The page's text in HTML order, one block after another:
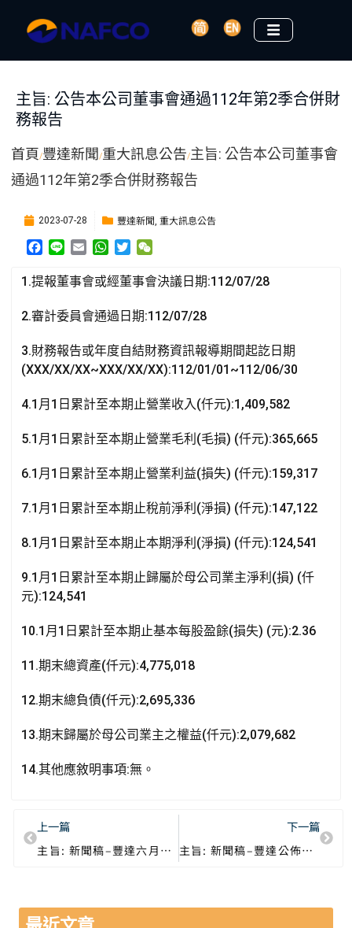
主旨: 公告本公司董事會通過112年第2季合併財
務報告
首頁/豐達新聞/重大訊息公告/主旨: 公告本公司董事會
通過112年第2季合併財務報告
2023-07-28 豐達新聞,重大訊息公告
F
c
b
o
o
k
L
n
E
a
l
W
a
s
A
p
p
T
i
t
e
r
C
a
1.提報董事會或經董事會決議日期:112/07/28
2.審計委員會通過日期:112/07/28
3.財務報告或年度自結財務資訊報導期間起訖日期
(XXX/XX/XX~XXX/XX/XX):112/01/01~112/06/30
4.1月1日累計至本期止營業收入(仟元):1,409,582
5.1月1日累計至本期止營業毛利(毛損) (仟元):365,665
6.1月1日累計至本期止營業利益(損失) (仟元):159,317
7.1月1日累計至本期止稅前淨利(淨損) (仟元):147,122
8.1月1日累計至本期止本期淨利(淨損) (仟元):124,541
9.1月1日累計至本期止歸屬於母公司業主淨利(損) (仟
元):124,541
10.1月1日累計至本期止基本每股盈餘(損失) (元):2.36
11.期末總資產(仟元):4,775,018
12.期末總負債(仟元):2,695,336
13.期末歸屬於母公司業主之權益(仟元):2,079,682
14.其他應敘明事項:無。
上一篇
主旨: 新聞稿–豐達六月自結合併營收為2.47億元
下一篇
主旨: 新聞稿–豐達公佈2023年上半年度合併財務報告